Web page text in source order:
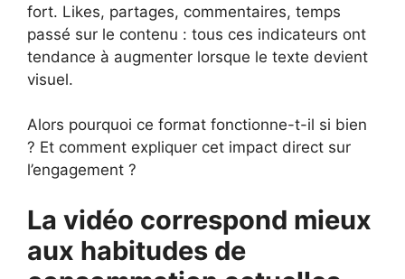
fort. Likes, partages, commentaires, temps
passé sur le contenu : tous ces indicateurs ont
tendance à augmenter lorsque le texte devient
visuel.
Alors pourquoi ce format fonctionne-t-il si bien
? Et comment expliquer cet impact direct sur
l’engagement ?
La vidéo correspond mieux
aux habitudes de